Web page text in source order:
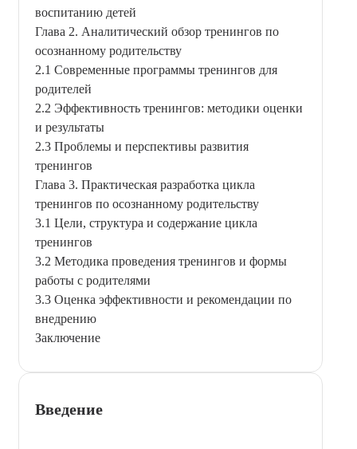
воспитанию детей
Глава 2. Аналитический обзор тренингов по
осознанному родительству
2.1 Современные программы тренингов для
родителей
2.2 Эффективность тренингов: методики оценки
и результаты
2.3 Проблемы и перспективы развития
тренингов
Глава 3. Практическая разработка цикла
тренингов по осознанному родительству
3.1 Цели, структура и содержание цикла
тренингов
3.2 Методика проведения тренингов и формы
работы с родителями
3.3 Оценка эффективности и рекомендации по
внедрению
Заключение
Введение